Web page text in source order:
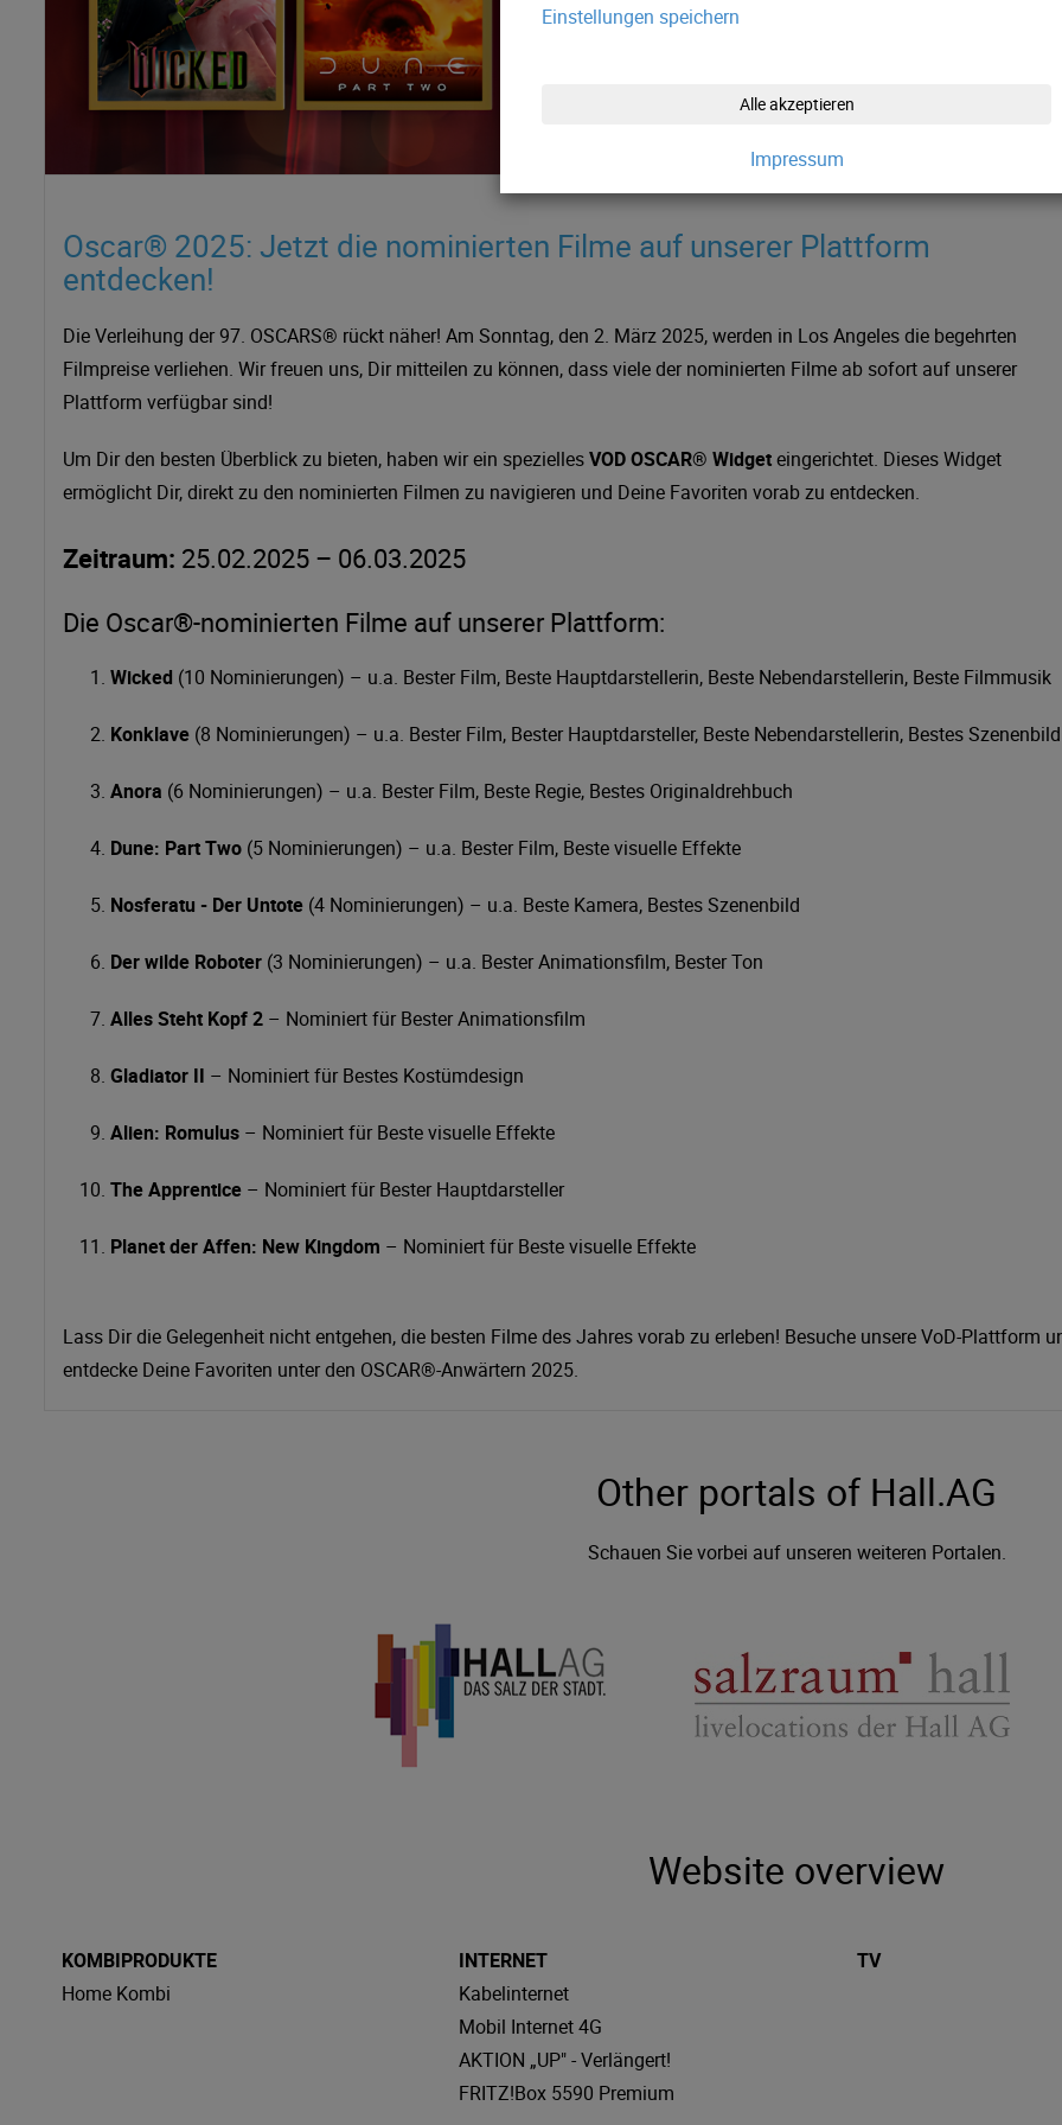
Oscar® 2025: Jetzt die nominierten Filme auf unserer Plattform
entdecken!
Die Verleihung der 97. OSCARS® rückt näher! Am Sonntag, den 2. März 2025, werden in Los Angeles die begehrten
Filmpreise verliehen. Wir freuen uns, Dir mitteilen zu können, dass viele der nominierten Filme ab sofort auf unserer
Plattform verfügbar sind!
Um Dir den besten Überblick zu bieten, haben wir ein speziellesVOD OSCAR® Widgeteingerichtet. Dieses Widget
ermöglicht Dir, direkt zu den nominierten Filmen zu navigieren und Deine Favoriten vorab zu entdecken.
Zeitraum: 25.02.2025 – 06.03.2025
Die Oscar®-nominierten Filme auf unserer Plattform:
Wicked (10 Nominierungen) – u.a. Bester Film, Beste Hauptdarstellerin, Beste Nebendarstellerin, Beste Filmmusik
Konklave (8 Nominierungen) – u.a. Bester Film, Bester Hauptdarsteller, Beste Nebendarstellerin, Bestes Szenenbild
Anora (6 Nominierungen) – u.a. Bester Film, Beste Regie, Bestes Originaldrehbuch
Dune: Part Two (5 Nominierungen) – u.a. Bester Film, Beste visuelle Effekte
Nosferatu - Der Untote (4 Nominierungen) – u.a. Beste Kamera, Bestes Szenenbild
Der wilde Roboter (3 Nominierungen) – u.a. Bester Animationsfilm, Bester Ton
Alles Steht Kopf 2 – Nominiert für Bester Animationsfilm
Gladiator II – Nominiert für Bestes Kostümdesign
Alien: Romulus – Nominiert für Beste visuelle Effekte
The Apprentice – Nominiert für Bester Hauptdarsteller
Planet der Affen: New Kingdom – Nominiert für Beste visuelle Effekte
Lass Dir die Gelegenheit nicht entgehen, die besten Filme des Jahres vorab zu erleben! Besuche unsere VoD-Plattform
entdecke Deine Favoriten unter den OSCAR®-Anwärtern 2025.
Other portals of Hall.AG
Schauen Sie vorbei auf unseren weiteren Portalen.
Website overview
KOMBIPRODUKTE
Home Kombi
INTERNET
Kabelinternet
Mobil Internet 4G
AKTION „UP" - Verlängert!
FRITZ!Box 5590 Premium
TV
Einstellungen speichern
Alle akzeptieren
Impressum